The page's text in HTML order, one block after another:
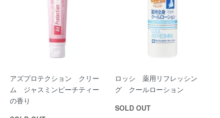
アズプロテクション クリー
ム ジャスミンピーチティー
の香り
ロッシ 薬用リフレッシン
グ クールローション
SOLD OUT